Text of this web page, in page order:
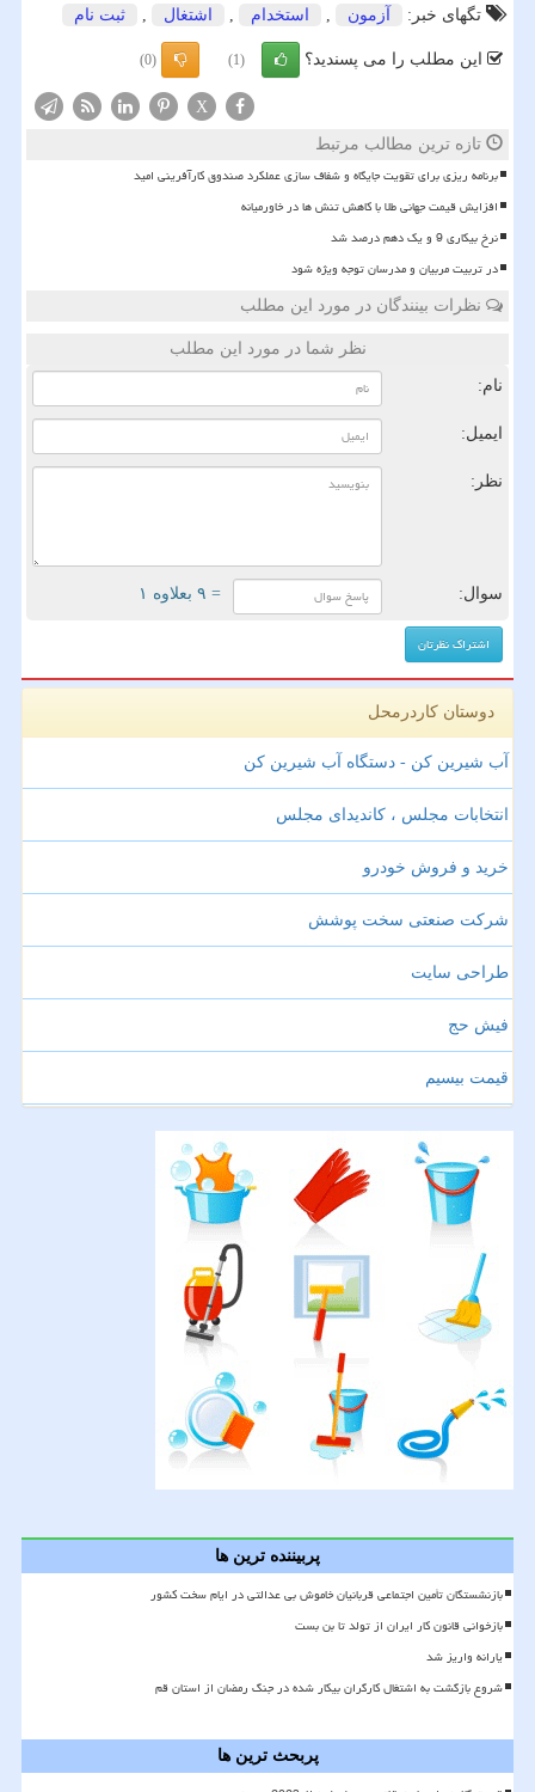
تگهای خبر: آزمون , استخدام , اشتغال , ثبت نام
این مطلب را می پسندید؟ (1)
(0)
X
تازه ترین مطالب مرتبط
برنامه ریزی برای تقویت جایگاه و شفاف سازی عملکرد صندوق کارآفرینی امید
افزایش قیمت جهانی طلا با کاهش تنش ها در خاورمیانه
نرخ بیکاری 9 و یک دهم درصد شد
در تربیت مربیان و مدرسان توجه ویژه شود
نظرات بینندگان در مورد این مطلب
نظر شما در مورد این مطلب
نام:
ایمیل:
نظر:
سوال: = ۹ بعلاوه ۱
دوستان کاردرمحل
آب شیرین کن - دستگاه آب شیرین کن
انتخابات مجلس ، کاندیدای مجلس
خرید و فروش خودرو
شرکت صنعتی سخت پوشش
طراحی سایت
فیش حج
قیمت بیسیم
پربیننده ترین ها
بازنشستگان تأمین اجتماعی قربانیان خاموش بی عدالتی در ایام سخت کشور
بازخوانی قانون کار ایران از تولد تا بن بست
یارانه واریز شد
شروع بازگشت به اشتغال کارگران بیکار شده در جنگ رمضان از استان قم
پربحث ترین ها